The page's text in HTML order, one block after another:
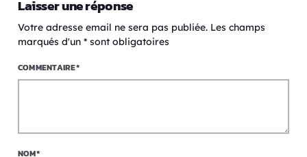
Laisser une réponse
Votre adresse email ne sera pas publiée. Les champs
marqués d'un * sont obligatoires
COMMENTAIRE*
NOM*